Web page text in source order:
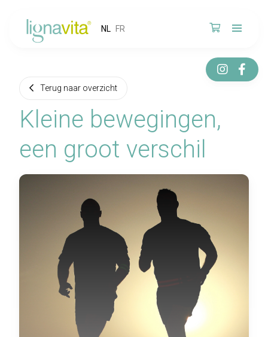
NL FR
Terug naar overzicht
Kleine bewegingen,
een groot verschil